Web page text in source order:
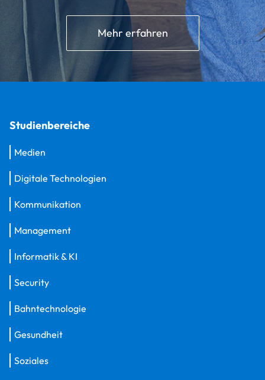
Mehr erfahren
Studienbereiche
Medien
Digitale Technologien
Kommunikation
Management
Informatik & KI
Security
Bahntechnologie
Gesundheit
Soziales